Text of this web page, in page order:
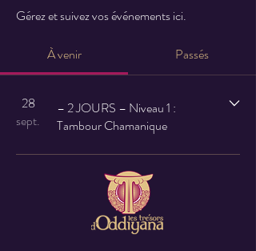
Gérez et suivez vos événements ici.
À venir Passés
28
sept.
– 2 JOURS – Niveau 1 :
Tambour Chamanique